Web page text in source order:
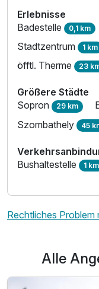
Erlebnisse
Badestelle 0,1 km
Stadtzentrum 1 km
öfftl. Therme 23
Größere Städte
Sopron 29 km
Szombathely 45
Bushaltestelle 1 km
Rechtliches Problem
Alle